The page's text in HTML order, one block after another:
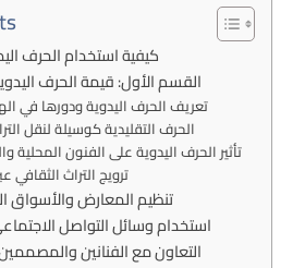
كيفية استخدام الحرف
القسم الأول: قيمة الحرف
1. تعريف الحرف اليدوية ودورها في
2. الحرف التقليدية كوسيلة لنقل
3. تأثير الحرف اليدوية على الفنون المحلية
ترويج التراث الثقافي
تنظيم المعارض والأسواق
استخدام وسائل التواصل
التعاون مع الفنانين